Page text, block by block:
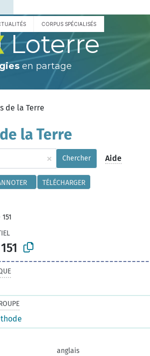
CORPUS SPÉCIALISÉS
Loterre
en partage
de la Terre
la Terre
× Chercher Aide
TÉLÉCHARGER
anglais